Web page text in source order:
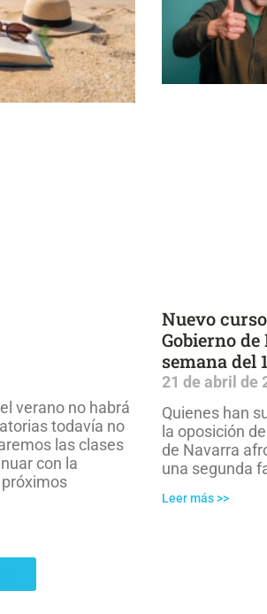
verano no habrá
todavía no
las clases
con la
Nuevo
Gobierno
semana del
21 de abril de
Quienes han
la oposición
de Navarra
una segunda
Leer más >>